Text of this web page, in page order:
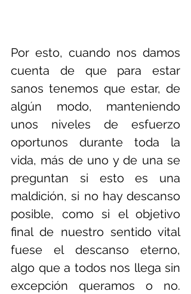
Por esto, cuando nos damos
cuenta de que para estar
sanos tenemos que estar, de
algún modo, manteniendo
unos niveles de esfuerzo
oportunos durante toda la
vida, más de uno y de una se
preguntan si esto es una
maldición, si no hay descanso
posible, como si el objetivo
final de nuestro sentido vital
fuese el descanso eterno,
algo que a todos nos llega sin
excepción queramos o no.